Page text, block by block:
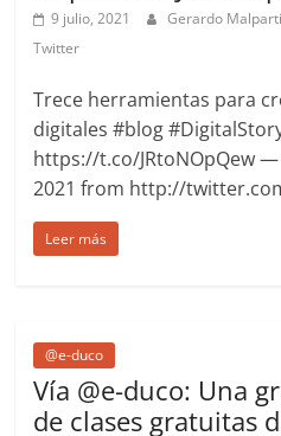
9 julio, 2021 Gerardo
Twitter
Trece herramientas para
digitales #blog
https://t.co/JRtoNOpQew —
2021 from http://
Leer más
@e-duco
Vía @e-duco: Una
de clases gratuitas